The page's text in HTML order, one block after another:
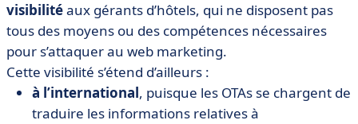
visibilitéaux gérants d’hôtels, qui ne disposent pas
tous des moyens ou des compétences nécessaires
pour s’attaquer au web marketing.
Cette visibilité s’étend d’ailleurs :
à l’international, puisque les OTAs se chargent de
traduire les informations relatives à